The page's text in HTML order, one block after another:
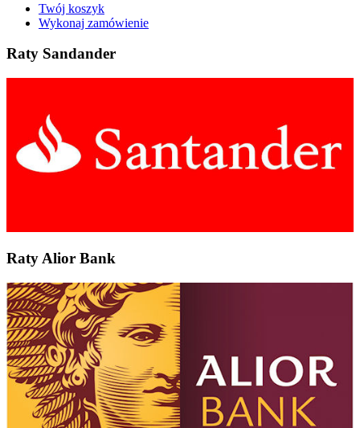
Twój koszyk
Wykonaj zamówienie
Raty Sandander
Raty Alior Bank